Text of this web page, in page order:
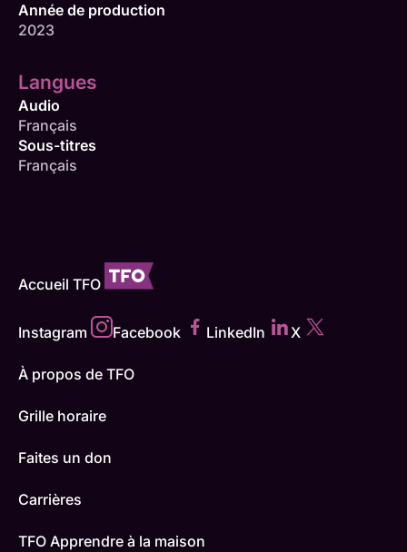
Année de production
2023
Langues
Audio
Français
Sous-titres
Français
Accueil TFO
Instagram Facebook LinkedIn X
À propos de TFO
Grille horaire
Faites un don
Carrières
TFO Apprendre à la maison